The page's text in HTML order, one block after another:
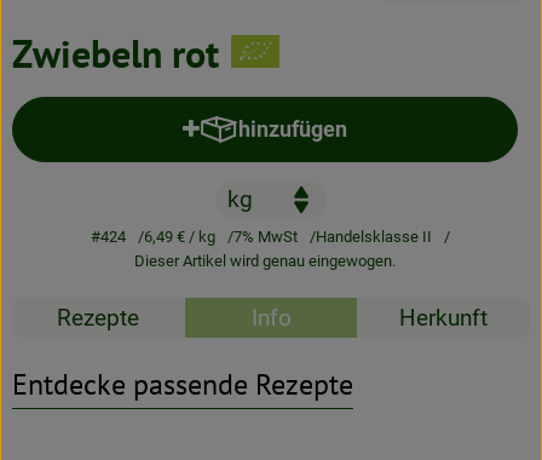
Getränke
Über uns
Bio-Kochboxen
Rezeptarchiv
Zwiebeln rot
hinzufügen
Produkt zum Warenkorb
#424 6,49 € / kg 7% MwSt
Handelsklasse II
Dieser Artikel wird genau eingewogen.
Rezepte Info Herkunft
Entdecke passende Rezepte